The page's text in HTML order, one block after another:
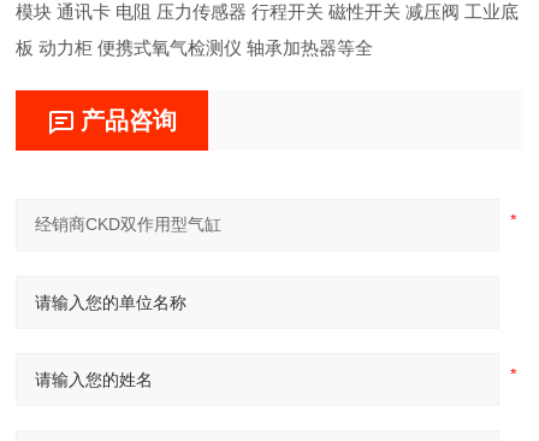
模块 通讯卡 电阻 压力传感器 行程开关 磁性开关 减压阀 工业底
板 动力柜 便携式氧气检测仪 轴承加热器等全
产品咨询